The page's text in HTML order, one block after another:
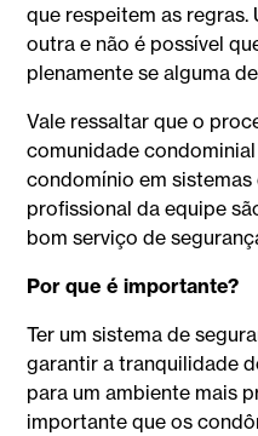
que respeitem as regras.
outra e não é possível
plenamente se alguma
Vale ressaltar que o
comunidade
condomínio em
profissional da equipe
bom serviço de
Por que é importante?
Ter um sistema de
garantir a tranquilidade
para um ambiente mais
importante que os